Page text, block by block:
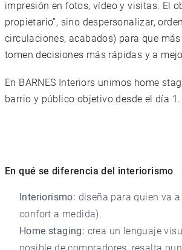
impresión en fotos, vídeo y visitas. El
propietario”, sino despersonalizar,
circulaciones, acabados) para que
tomen decisiones más rápidas y a
En BARNES Interiors unimos home
barrio y público objetivo desde el día 1.
En qué se diferencia del interiorismo
Interiorismo: diseña para quien va
confort a medida).
Home staging: crea un lenguaje